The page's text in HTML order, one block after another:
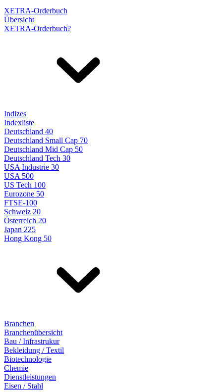
XETRA-Orderbuch
Übersicht
XETRA-Orderbuch?
Indizes
Indexliste
Deutschland 40
Deutschland Small Cap 70
Deutschland Mid Cap 50
Deutschland Tech 30
USA Industrie 30
USA 500
US Tech 100
Eurozone 50
FTSE-100
Schweiz 20
Österreich 20
Japan 225
Hong Kong 50
Branchen
Branchenübersicht
Bau / Infrastrukur
Bekleidung / Textil
Biotechnologie
Chemie
Dienstleistungen
Eisen / Stahl